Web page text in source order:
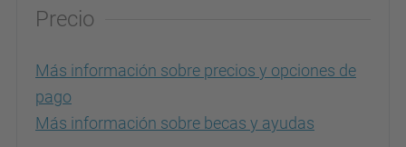
Precio
Más información sobre precios y opciones de
pago
Más información sobre becas y ayudas